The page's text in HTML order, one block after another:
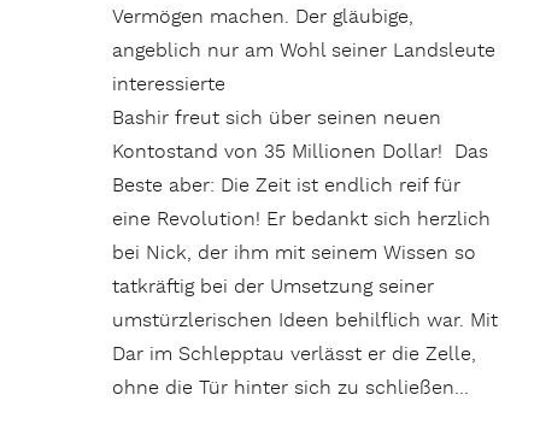
Vermögen machen. Der gläubige,
angeblich nur am Wohl seiner Landsleute
interessierte
Bashir freut sich über seinen neuen
Kontostand von 35 Millionen Dollar! Das
Beste aber: Die Zeit ist endlich reif für
eine Revolution! Er bedankt sich herzlich
bei Nick, der ihm mit seinem Wissen so
tatkräftig bei der Umsetzung seiner
umstürzlerischen Ideen behilflich war. Mit
Dar im Schlepptau verlässt er die Zelle,
ohne die Tür hinter sich zu schließen…